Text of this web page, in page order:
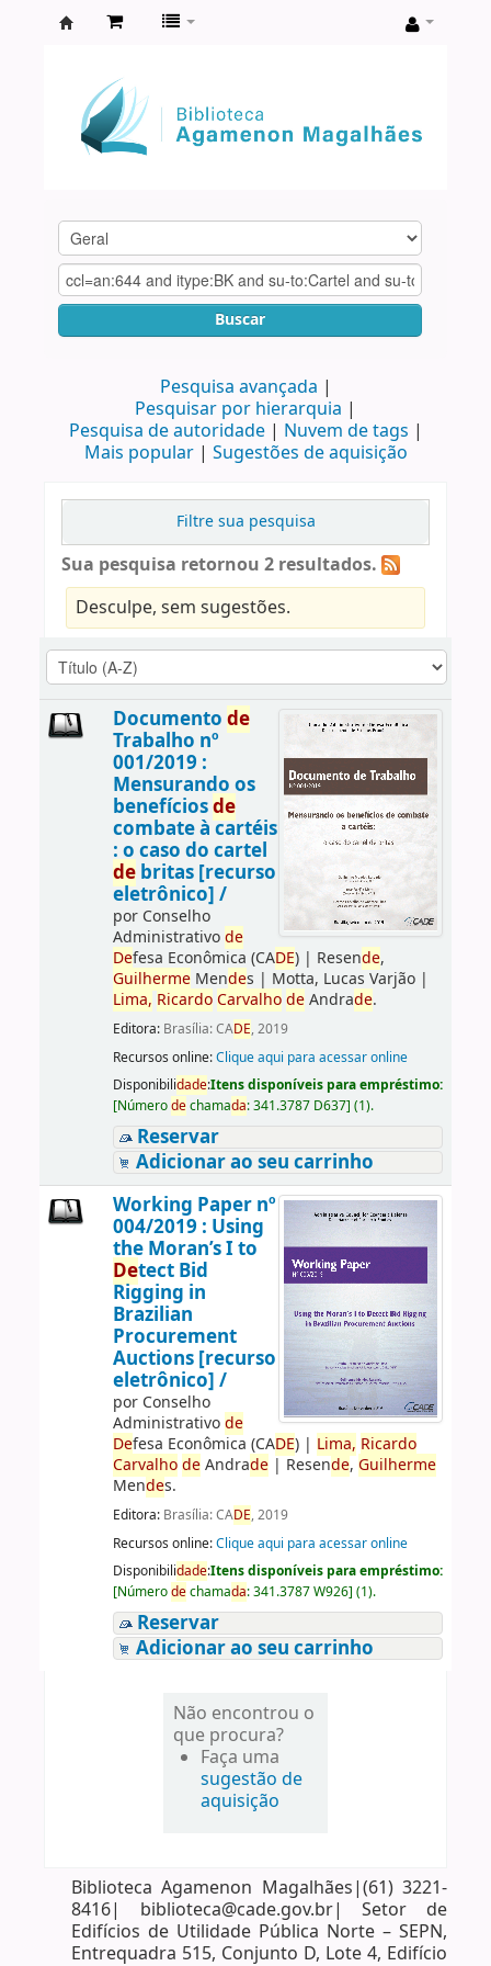
Agamenon
Magalhães
Buscar
Pesquisa avançada
Pesquisar por hierarquia
Pesquisa de autoridade
Nuvem de tags
Mais popular
Sugestões de aquisição
Filtre sua pesquisa
Sua pesquisa retornou 2 resultados.
Desculpe, sem sugestões.
Documento de
Trabalho nº
001/2019 :
Mensurando os
benefíciosde
combate à cartéis
: o caso do cartel
debritas [recurso
eletrônico] /
por Conselho
Administrativode
Defesa Econômica (CADE)| Resende,
GuilhermeMendes | Motta, Lucas Varjão|
Lima, Ricardo Carvalho deAndrade.
Editora: Brasília: CADE, 2019
Recursos online:Clique aqui para acessar online
Disponibilidade:Itens disponíveis para empréstimo:
[Númerodechamada:341.3787 D637] (1).
Reservar
Adicionar ao seu carrinho
Working Paper nº
004/2019 : Using
the Moran’s I to
Detect Bid
Rigging in
Brazilian
Procurement
Auctions [recurso
eletrônico] /
por Conselho
Administrativode
Defesa Econômica (CADE)| Lima, Ricardo
Carvalho deAndrade| Resende, Guilherme
Mendes.
Editora: Brasília: CADE, 2019
Recursos online:Clique aqui para acessar online
Disponibilidade:Itens disponíveis para empréstimo:
[Númerodechamada:341.3787 W926] (1).
Reservar
Adicionar ao seu carrinho
Não encontrou o
que procura?
Faça uma
sugestão de
aquisição
Biblioteca Agamenon Magalhães|(61) 3221-
8416| biblioteca@cade.gov.br| Setor de
Edifícios de Utilidade Pública Norte – SEPN,
Entrequadra 515, Conjunto D, Lote 4, Edifício